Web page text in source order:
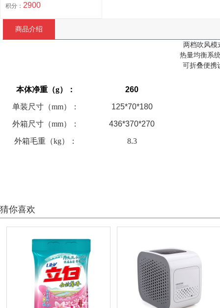
积分： 2900
商品介绍
两档吹
热量均衡
可折叠
本体净重（g）： 260
单装尺寸（mm）： 125*70*180
外箱尺寸（mm）： 436*370*270
外箱毛重（kg）： 8.3
猜你喜欢